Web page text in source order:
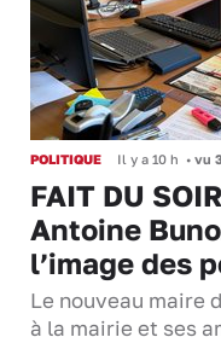
POLITIQUE Il y a 10 h • vu
FAIT DU
Antoine
l’image des
Le nouveau maire
à la mairie et ses